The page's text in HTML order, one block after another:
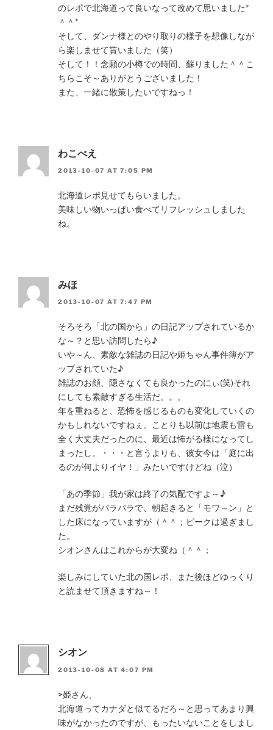
のレポで北海道って良いなって改めて思いました*
＾＾*
そして、ダンナ様とのやり取りの様子を想像しなが
ら楽しませて貰いました（笑）
そして！！念願の小樽での時間、蘇りました＾＾こ
ちらこそ～ありがとうございました！
また、一緒に散策したいですねっ！
わこべえ
2013-10-07 AT 7:05 PM
北海道レポ見せてもらいました。
美味しい物いっぱい食べてリフレッシュしました
ね。
みほ
2013-10-07 AT 7:47 PM
そろそろ「北の国から」の日記アップされているか
な～？と思い訪問したら♪
いや～ん、素敵な雑誌の日記や姫ちゃん事件簿がア
ップされていた♪
雑誌のお顔、隠さなくても良かったのにぃ(笑)それ
にしても素敵すぎる生活だ。。。
年を重ねると、恐怖を感じるものも変化していくの
かもしれないですねぇ。ことりも以前は地震も雷も
全く大丈夫だったのに、最近は怖がる様になってし
まったし。・・・と言うよりも、彼女今は「庭に出
るのが何よりイヤ！」みたいですけどね（泣）
「あの季節」我が家は終了の気配ですよ～♪
まだ残党がパラパラで、朝起きると「モワ～ン」と
した床になっていますが（＾＾；ピークは過ぎまし
た。
シオンさんはこれからが大変ね（＾＾；
楽しみにしていた北の国レポ、また後ほどゆっくり
と読ませて頂きますね～！
シオン
2013-10-08 AT 4:07 PM
>姫さん、
北海道ってカナダと似てるだろ～と思ってあまり興
味がなかったのですが、もったいないことをしまし